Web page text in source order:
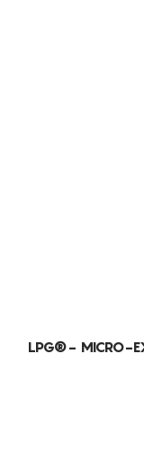
LPG®- MICRO-